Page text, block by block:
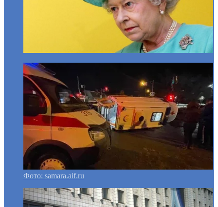
Фото: samara.aif.ru